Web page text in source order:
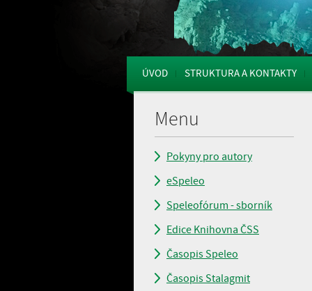
ÚVOD STRUKTURA A KONTAKTY
Menu
Pokyny pro autory
eSpeleo
Speleofórum - sborník
Edice Knihovna ČSS
Časopis Speleo
Časopis Stalagmit